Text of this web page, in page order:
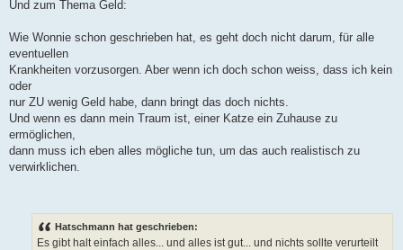
Und zum Thema Geld:
Wie Wonnie schon geschrieben hat, es geht doch nicht darum, für alle
eventuellen
Krankheiten vorzusorgen. Aber wenn ich doch schon weiss, dass ich kein
oder
nur ZU wenig Geld habe, dann bringt das doch nichts.
Und wenn es dann mein Traum ist, einer Katze ein Zuhause zu
ermöglichen,
dann muss ich eben alles mögliche tun, um das auch realistisch zu
verwirklichen.
Hatschmann hat geschrieben:
Es gibt halt einfach alles... und alles ist gut... und nichts sollte verurteilt